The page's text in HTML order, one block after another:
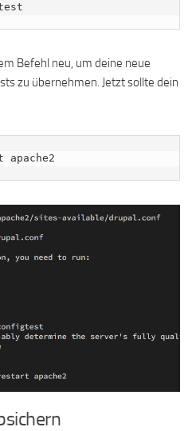
Befehl neu, um deine neue
zu übernehmen. Jetzt sollte dein